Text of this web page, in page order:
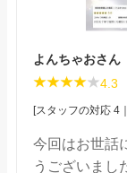
よんちゃおさん
4.3
[スタッフの対応 4
今回はお世話
うございまし